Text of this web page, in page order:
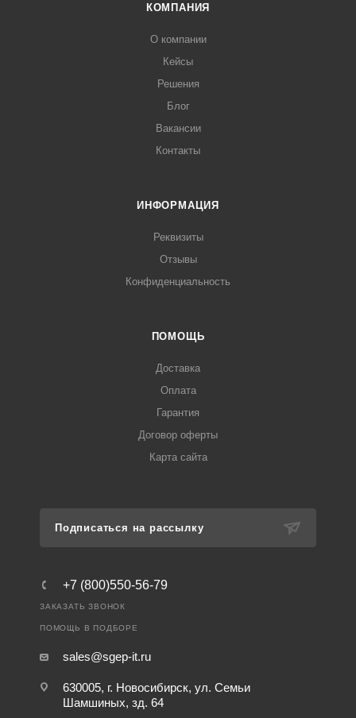
КОМПАНИЯ
О компании
Кейсы
Решения
Блог
Вакансии
Контакты
ИНФОРМАЦИЯ
Реквизиты
Отзывы
Конфиденциальность
ПОМОЩЬ
Доставка
Оплата
Гарантия
Договор оферты
Карта сайта
Подписаться на рассылку
+7 (800)550-56-79
ЗАКАЗАТЬ ЗВОНОК
ПОМОЩЬ В ПОДБОРЕ
sales@sgep-it.ru
630005, г. Новосибирск, ул. Семьи
Шамшиных, зд. 64